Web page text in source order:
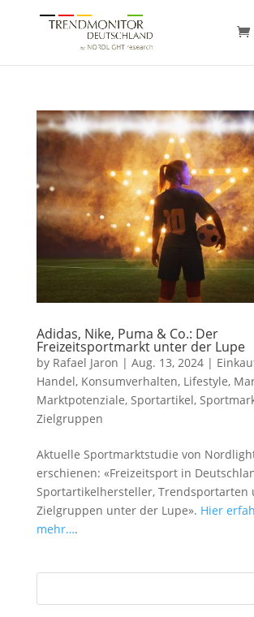
Adidas, Nike, Puma & Co.: Der
Freizeitsportmarkt unter der Lupe
by Rafael Jaron | Aug. 13, 2024|
Handel, Konsumverhalten, Lifestyle,
Marktpotenziale, Sportartikel,
Zielgruppen
Aktuelle Sportmarktstudie von
erschienen: «Freizeitsport in
Sportartikelhersteller, Trendsportarten
Zielgruppen unter der Lupe». Hier
mehr….